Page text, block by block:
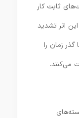
ثابت کار
اثر تشدید
زمان را
می‌کنند.